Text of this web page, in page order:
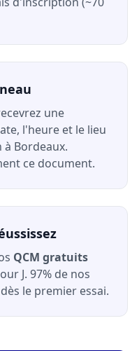
une
l'heure et le lieu
à Bordeaux.
ce document.
QCM gratuits
J. 97% de nos
le premier essai.